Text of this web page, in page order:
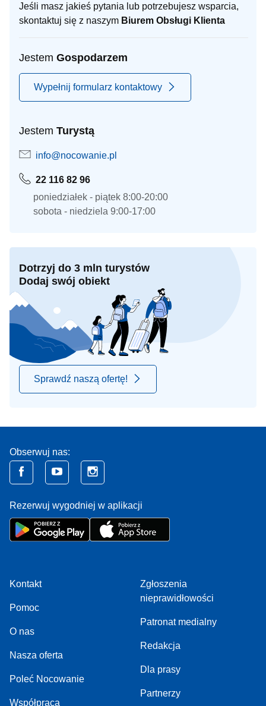
Jeśli masz jakieś pytania lub potrzebujesz wsparcia,
skontaktuj się z naszym Biurem Obsługi Klienta
Jestem Gospodarzem
Wypełnij formularz kontaktowy
Jestem Turystą
info@nocowanie.pl
22 116 82 96
poniedziałek - piątek 8:00-20:00
sobota - niedziela 9:00-17:00
Dotrzyj do 3 mln turystów
Dodaj swój obiekt
Sprawdź naszą ofertę!
Obserwuj nas:
Rezerwuj wygodniej w aplikacji
Kontakt
Pomoc
O nas
Nasza oferta
Poleć Nocowanie
Współpraca
Zgłoszenia
nieprawidłowości
Patronat medialny
Redakcja
Dla prasy
Partnerzy